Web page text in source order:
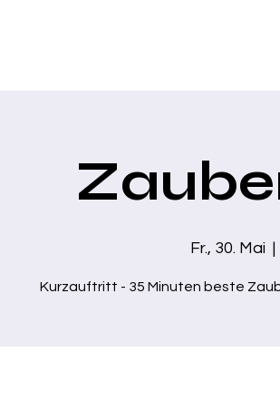
Fr., 30. Mai
  |
Kurzauftritt - 35 Minuten beste